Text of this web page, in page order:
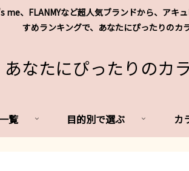
、FLANMYなど超人気ブランドから、ア
すめランキングで、あなたにぴったりのカ
なたにぴったりのカ
覧 目的別で選ぶ カ